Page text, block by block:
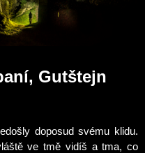
Gutštejn
doposud svému klidu.
ve tmě vidíš a tma, co